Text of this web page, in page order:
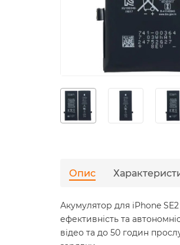
Опис
Акумулятор для iPhone
ефективність та
відео та до 50 годин